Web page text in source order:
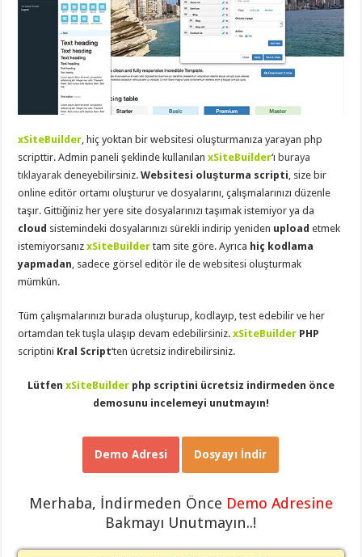
taşımacılık
evden
taşımacılık,
gaziantep
evden
taşımacılık ,
evden
gaziantep
evden
taşımacılık,
taşımacılık,
gaziantep
asansörlü
taşıma ,
organizasyon,
organizasyon,
xSiteBuilder, hiç yoktan bir websitesi oluşturmanıza yarayan php
scripttir. Admin paneli şeklinde kullanılanxSiteBuilder‘ı buraya
tıklayarak deneyebilirsiniz.Websitesi oluşturma scripti, size bir
online editör ortamı oluşturur ve dosyalarını, çalışmalarınızı düzenle
taşır. Gittiğiniz her yere site dosyalarınızı taşımak istemiyor ya da
cloud sistemindeki dosyalarınızı sürekli indirip yeniden upload etmek
istemiyorsanızxSiteBuilder tam site göre. Ayrıca hiç kodlama
yapmadan, sadece görsel editör ile de websitesi oluşturmak
mümkün.
Tüm çalışmalarınızı burada oluşturup, kodlayıp, test edebilir ve her
ortamdan tek tuşla ulaşıp devam edebilirsiniz.xSiteBuilder PHP
scriptini Kral Script‘ten ücretsiz indirebilirsiniz.
Lütfen xSiteBuilderphp scriptini ücretsiz indirmeden önce
demosunu incelemeyi unutmayın!
Demo Adresi Dosyayı İndir
Merhaba, İndirmeden Önce Demo Adresine
Bakmayı Unutmayın..!